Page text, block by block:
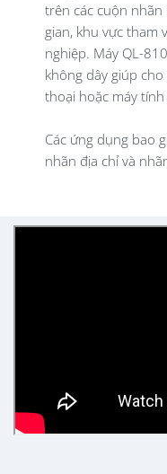
trên các cuộn nhãn
gian, khu vực tham
nghiệp. Máy QL-
không dây giúp
thoại hoặc máy
Các ứng dụng bao
nhãn địa chỉ và